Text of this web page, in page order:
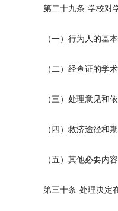
第二十九条 学校对
（一）行为人的基
（二）经查证的学
（三）处理意见和依
（四）救济途径和期
（五）其他必要内容
第三十条 处理决定